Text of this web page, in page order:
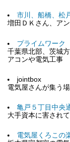
市川、船橋、松
増田ＤＫさん、ア
プライムワーク
千葉県北部、茨城
アコンや電気工事
jointbox
電気屋さんが集う
亀戸５丁目中央
大手資本に害され
電気屋くろこの